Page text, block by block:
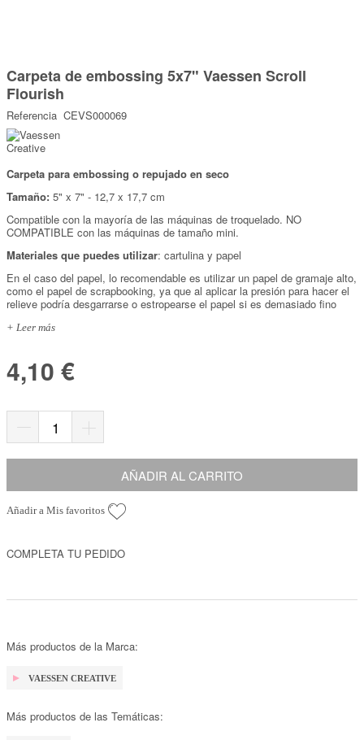
Top Ventas
Somos Kimidori
comienzo
de
la
galería
imágenes
Carpeta de embossing 5x7" Vaessen Scroll
Flourish
Referencia CEVS000069
Carpeta para embossing o repujado en seco
Tamaño: 5" x 7" - 12,7 x 17,7 cm
Compatible con la mayoría de las máquinas de troquelado. NO
COMPATIBLE con las máquinas de tamaño mini.
Materiales que puedes utilizar: cartulina y papel
En el caso del papel, lo recomendable es utilizar un papel de gramaje alto,
como el papel de scrapbooking, ya que al aplicar la presión para hacer el
relieve podría desgarrarse o estropearse el papel si es demasiado fino
+ Leer más
4,10 €
AÑADIR AL CARRITO
Añadir a Mis favoritos
COMPLETA TU PEDIDO
Más productos de la Marca:
VAESSEN CREATIVE
Más productos de las Temáticas: